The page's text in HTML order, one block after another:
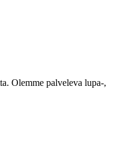
Olemme palveleva lupa-,